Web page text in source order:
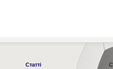
Статті